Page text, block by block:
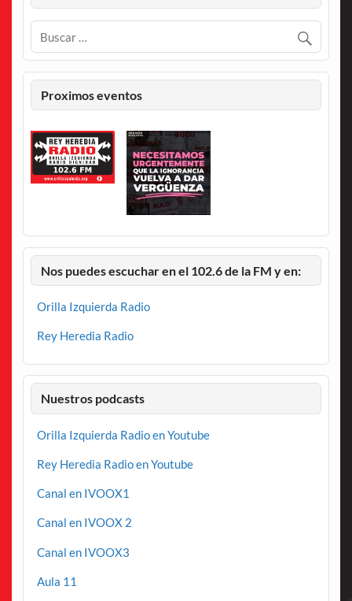
Proximos eventos
Nos puedes escuchar en el 102.6 de la FM y en:
Orilla Izquierda Radio
Rey Heredia Radio
Nuestros podcasts
Orilla Izquierda Radio en Youtube
Rey Heredia Radio en Youtube
Canal en IVOOX1
Canal en IVOOX 2
Canal en IVOOX3
Aula 11